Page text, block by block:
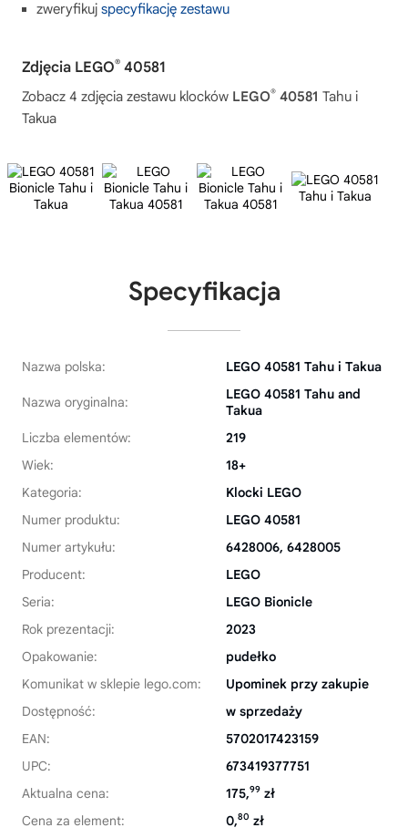
zweryfikuj specyfikację zestawu
Zdjęcia LEGO® 40581
Zobacz 4 zdjęcia zestawu klocków LEGO® 40581 Tahu i
Takua
Specyfikacja
Nazwa polska: LEGO 40581 Tahu i Takua
Nazwa oryginalna:
LEGO 40581 Tahu and
Takua
Liczba elementów:
219
Wiek:
18+
Kategoria:
Klocki LEGO
Numer produktu:
LEGO 40581
Numer artykułu:
6428006, 6428005
Producent:
LEGO
Seria:
LEGO Bionicle
Rok prezentacji:
2023
Opakowanie:
pudełko
Komunikat w sklepie lego.com:
Upominek przy zakupie
Dostępność:
w sprzedaży
EAN:
5702017423159
UPC:
673419377751
Aktualna cena:
175,99 zł
Cena za element:
0,80 zł